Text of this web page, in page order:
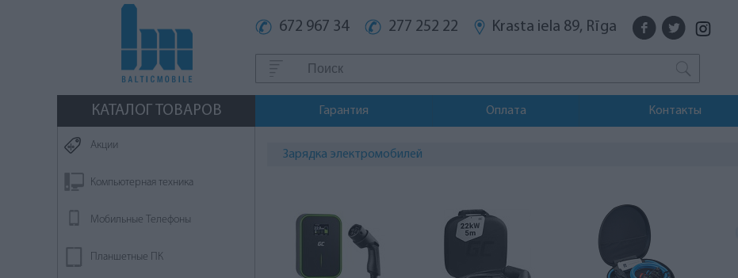
672 967 34 277 252 22 Krasta iela 89, Rīga
КАТАЛОГ ТОВАРОВ Гарантия Оплата Контакты
Aкции
Компьютерная техника
Мобильные Телефоны
Планшетные ПК
Зарядка электромобилей